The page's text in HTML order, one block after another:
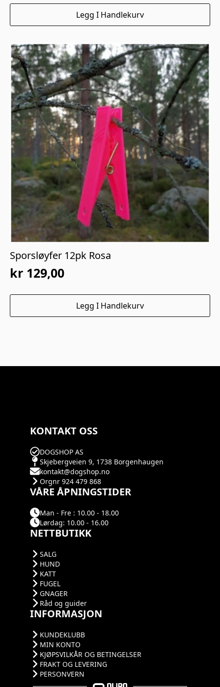
Legg I Handlekurv
Sporsløyfer 12pk Rosa
kr 129,00
Legg I Handlekurv
KONTAKT OSS
DOGSHOP AS
Skjebergveien 9, 1738 Borgenhaugen
kontakt@dogshop.no
Orgnr 924 479 868
VÅRE ÅPNINGSTIDER
Man - Fre : 10.00 - 18.00
Lørdag: 10.00 - 16.00
NETTBUTIKK
SALG
HUND
KATT
FUGEL
GNAGER
Råd og guider
INFORMASJON
KUNDEKLUBB
MIN KONTO
KJØPSVILKÅR OG BETINGELSER
FRAKT OG LEVERING
PERSONVERN